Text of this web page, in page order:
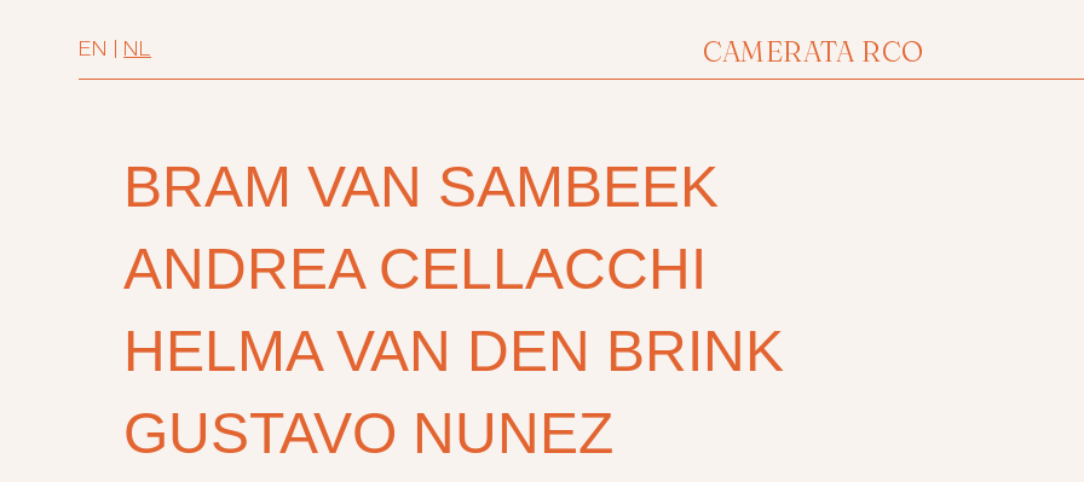
CAMERATA RCO
EN NL
BRAM VAN SAMBEEK
ANDREA CELLACCHI
HELMA VAN DEN BRINK
GUSTAVO NUNEZ